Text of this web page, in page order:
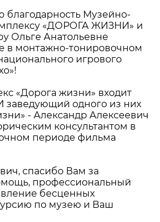
благодарность Музейно-
«ДОРОГА ЖИЗНИ» и
Ольге Анатольевне
в монтажно-тонировочном
игрового
«Дорога жизни» входит
заведующий одного из них
- Александр Алексеевич
консультантом в
периоде фильма
спасибо Вам за
профессиональный
бесценных
по музею и Ваш